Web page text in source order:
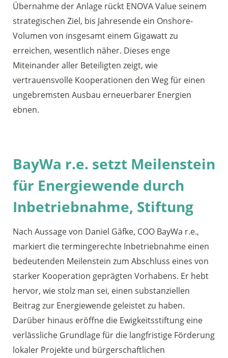
Übernahme der Anlage rückt ENOVA Value seinem
strategischen Ziel, bis Jahresende ein Onshore-
Volumen von insgesamt einem Gigawatt zu
erreichen, wesentlich näher. Dieses enge
Miteinander aller Beteiligten zeigt, wie
vertrauensvolle Kooperationen den Weg für einen
ungebremsten Ausbau erneuerbarer Energien
ebnen.
BayWa r.e. setzt Meilenstein
für Energiewende durch
Inbetriebnahme, Stiftung
Nach Aussage von Daniel Gäfke, COO BayWa r.e.,
markiert die termingerechte Inbetriebnahme einen
bedeutenden Meilenstein zum Abschluss eines von
starker Kooperation geprägten Vorhabens. Er hebt
hervor, wie stolz man sei, einen substanziellen
Beitrag zur Energiewende geleistet zu haben.
Darüber hinaus eröffne die Ewigkeitsstiftung eine
verlässliche Grundlage für die langfristige Förderung
lokaler Projekte und bürgerschaftlichen